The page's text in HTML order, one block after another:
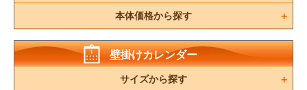
本体価格から探す
壁掛けカレンダー
サイズから探す